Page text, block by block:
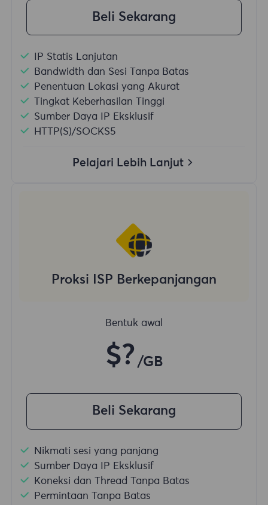
Beli Sekarang
IP Statis Lanjutan
Bandwidth dan Sesi Tanpa Batas
Penentuan Lokasi yang Akurat
Tingkat Keberhasilan Tinggi
Sumber Daya IP Eksklusif
HTTP(S)/SOCKS5
Pelajari Lebih Lanjut
Proksi ISP Berkepanjangan
Bentuk awal
$? /GB
Beli Sekarang
Nikmati sesi yang panjang
Sumber Daya IP Eksklusif
Koneksi dan Thread Tanpa Batas
Permintaan Tanpa Batas